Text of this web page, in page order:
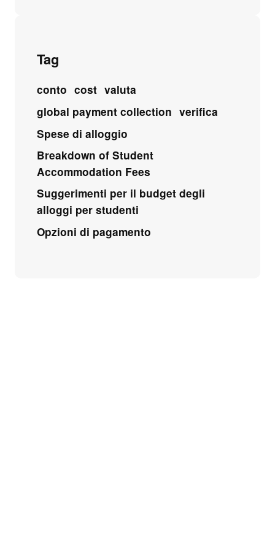
Tag
conto cost valuta
global payment collection verifica
Spese di alloggio
Breakdown of Student
Accommodation Fees
Suggerimenti per il budget degli
alloggi per studenti
Opzioni di pagamento